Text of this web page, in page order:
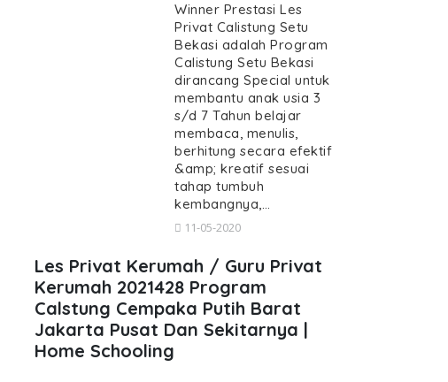
Winner Prestasi Les
Privat Calistung Setu
Bekasi adalah Program
Calistung Setu Bekasi
dirancang Special untuk
membantu anak usia 3
s/d 7 Tahun belajar
membaca, menulis,
berhitung secara efektif
&amp; kreatif sesuai
tahap tumbuh
kembangnya,…
11-05-2020
Les Privat Kerumah / Guru Privat
Kerumah 2021428 Program
Calstung Cempaka Putih Barat
Jakarta Pusat Dan Sekitarnya |
Home Schooling